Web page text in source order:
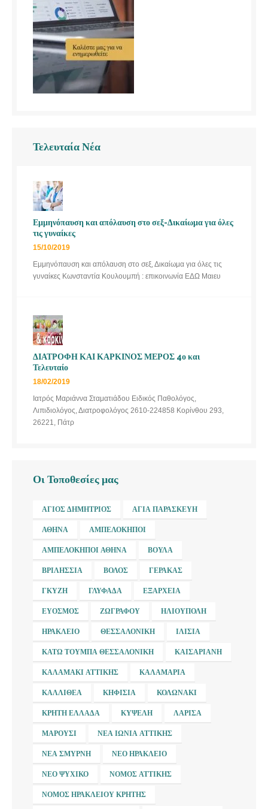
Τελευταία Νέα
Εμμηνόπαυση και απόλαυση στο σεξ-Δικαίωμα για όλες
τις γυναίκες
15/10/2019
Εμμηνόπαυση και απόλαυση στο σεξ, Δικαίωμα για όλες τις
γυναίκες Κωνσταντία Κουλουμπή : επικοινωνία ΕΔΩ Μαιευ
ΔΙΑΤΡΟΦΗ ΚΑΙ ΚΑΡΚΙΝΟΣ ΜΕΡΟΣ 4ο και
Τελευταίο
18/02/2019
Ιατρός Μαριάννα Σταματιάδου Ειδικός Παθολόγος,
Λιπιδιολόγος, Διατροφολόγος 2610-224858 Κορίνθου 293,
26221, Πάτρ
Οι Τοποθεσίες μας
ΆΓΙΟΣ ΔΗΜΉΤΡΙΟΣ ΑΓΊΑ ΠΑΡΑΣΚΕΥΉ
ΑΘΉΝΑ ΑΜΠΕΛΌΚΗΠΟΙ
ΑΜΠΕΛΌΚΗΠΟΙ ΑΘΉΝΑ ΒΟΎΛΑ
ΒΡΙΛΉΣΣΙΑ ΒΌΛΟΣ ΓΈΡΑΚΑΣ
ΓΚΎΖΗ ΓΛΥΦΆΔΑ ΕΞΆΡΧΕΙΑ
ΕΎΟΣΜΟΣ ΖΩΓΡΆΦΟΥ ΗΛΙΟΎΠΟΛΗ
ΗΡΆΚΛΕΙΟ ΘΕΣΣΑΛΟΝΊΚΗ ΙΛΊΣΙΑ
ΚΆΤΩ ΤΟΎΜΠΑ ΘΕΣΣΑΛΟΝΊΚΗ ΚΑΙΣΑΡΙΑΝΉ
ΚΑΛΑΜΆΚΙ ΑΤΤΙΚΉΣ ΚΑΛΑΜΑΡΙΆ
ΚΑΛΛΙΘΈΑ ΚΗΦΙΣΙΆ ΚΟΛΩΝΆΚΙ
ΚΡΉΤΗ ΕΛΛΆΔΑ ΚΥΨΈΛΗ ΛΆΡΙΣΑ
ΜΑΡΟΎΣΙ ΝΈΑ ΙΩΝΊΑ ΑΤΤΙΚΉΣ
ΝΈΑ ΣΜΎΡΝΗ ΝΈΟ ΗΡΆΚΛΕΙΟ
ΝΈΟ ΨΥΧΙΚΌ ΝΟΜΌΣ ΑΤΤΙΚΉΣ
ΝΟΜΌΣ ΗΡΑΚΛΕΊΟΥ ΚΡΉΤΗΣ